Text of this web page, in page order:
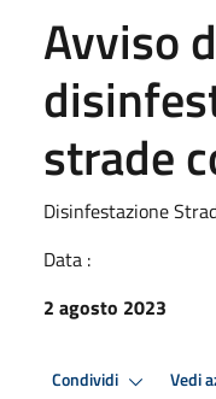
Avviso
strade
Disinfestazione
Data :
2 agosto 2023
Condividi Vedi